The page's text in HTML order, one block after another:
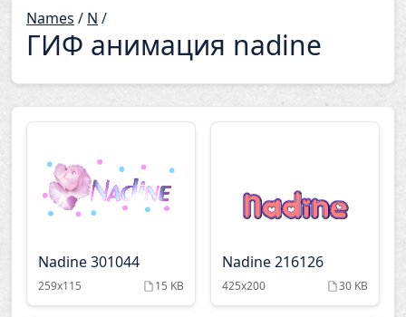
Names / N /
ГИФ анимация nadine
Nadine 301044
259x115 15 KB
Nadine 216126
425x200 30 KB